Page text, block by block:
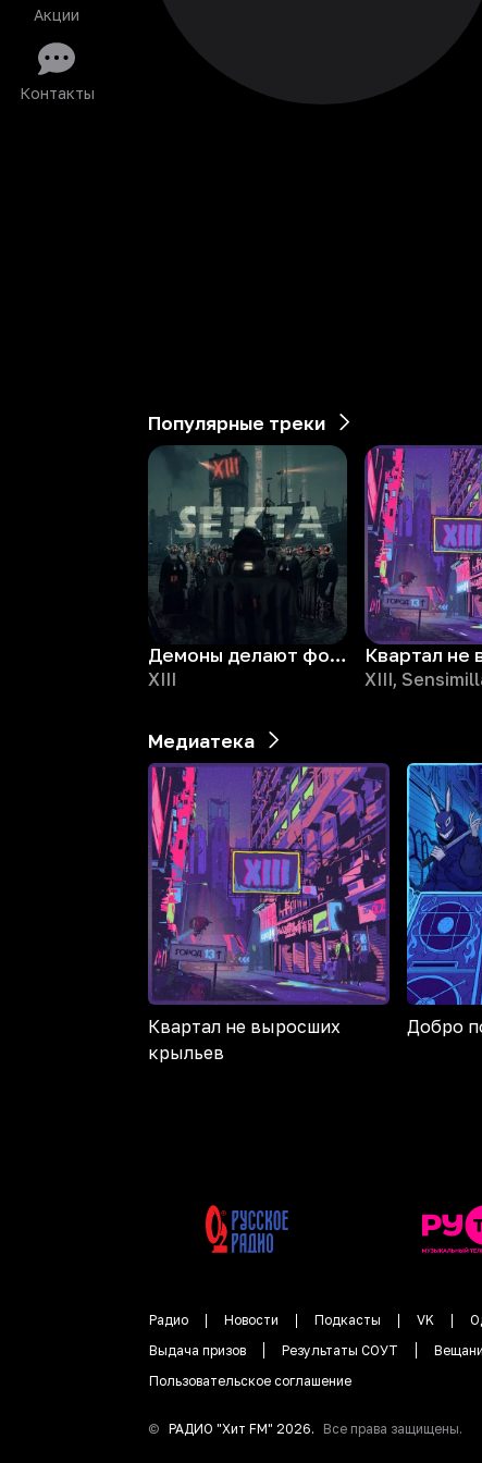
Акции
Контакты
Популярные треки
Демоны делают фонк
XIII XIII,
Медиатека
Квартал не выросших
крыльев
Добро
Радио Новости Подкасты VK
Выдача призов
Результаты СОУТ
Пользовательское соглашение
© РАДИО "Хит FM" 2026. Все права защищены.